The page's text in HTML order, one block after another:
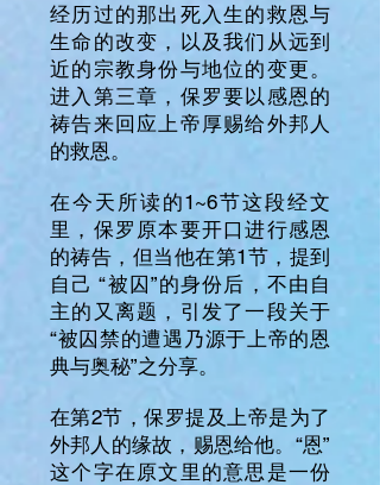
经历过的那出死入生的救恩与
生命的改变，以及我们从远到
近的宗教身份与地位的变更。
进入第三章，保罗要以感恩的
祷告来回应上帝厚赐给外邦人
的救恩。
在今天所读的1~6节这段经文
里，保罗原本要开口进行感恩
的祷告，但当他在第1节，提到
自己 “被囚”的身份后，不由自
主的又离题，引发了一段关于
“被囚禁的遭遇乃源于上帝的恩
典与奥秘”之分享。
在第2节，保罗提及上帝是为了
外邦人的缘故，赐恩给他。“恩”
这个字在原文里的意思是一份